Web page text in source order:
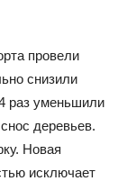
провели
снизили
раз уменьшили
деревьев.
Новая
исключает